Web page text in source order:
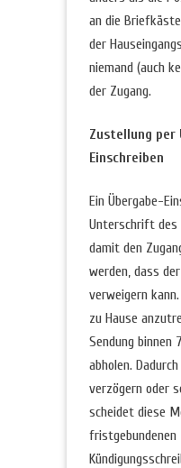
an die
der
niemand (auch
der Zugang.
Zustellung per
Einschreiben
Ein Übergabe-
Unterschrift des
damit den
werden, dass
verweigern
zu Hause
Sendung binnen
abholen.
verzögern oder
scheidet diese
fristgebundenen